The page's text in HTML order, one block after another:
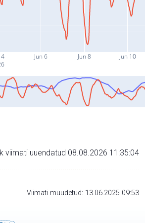
4 Jun 6 Jun 8 Jun 10
viimati uuendatud 08.08.2026 11:35:04
Viimati muudetud: 13.06.2025 09:53